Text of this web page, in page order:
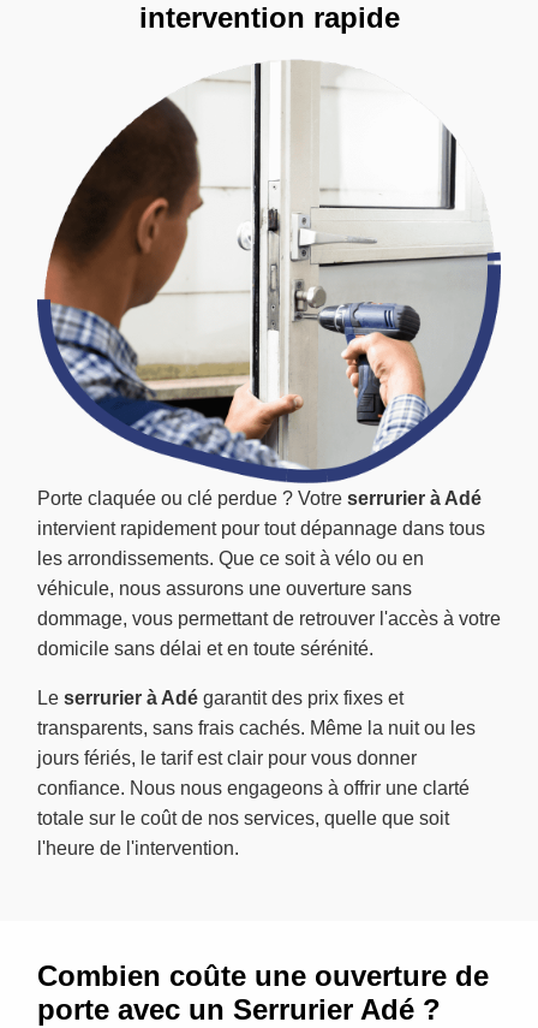
Porte claquée ou clé perdue ? Votre serrurier à Adé
intervient rapidement pour tout dépannage dans tous
les arrondissements. Que ce soit à vélo ou en
véhicule, nous assurons une ouverture sans
dommage, vous permettant de retrouver l'accès à votre
domicile sans délai et en toute sérénité.
Le serrurier à Adé garantit des prix fixes et
transparents, sans frais cachés. Même la nuit ou les
jours fériés, le tarif est clair pour vous donner
confiance. Nous nous engageons à offrir une clarté
totale sur le coût de nos services, quelle que soit
l'heure de l'intervention.
intervention rapide
Combien coûte une ouverture de
porte avec un Serrurier Adé ?